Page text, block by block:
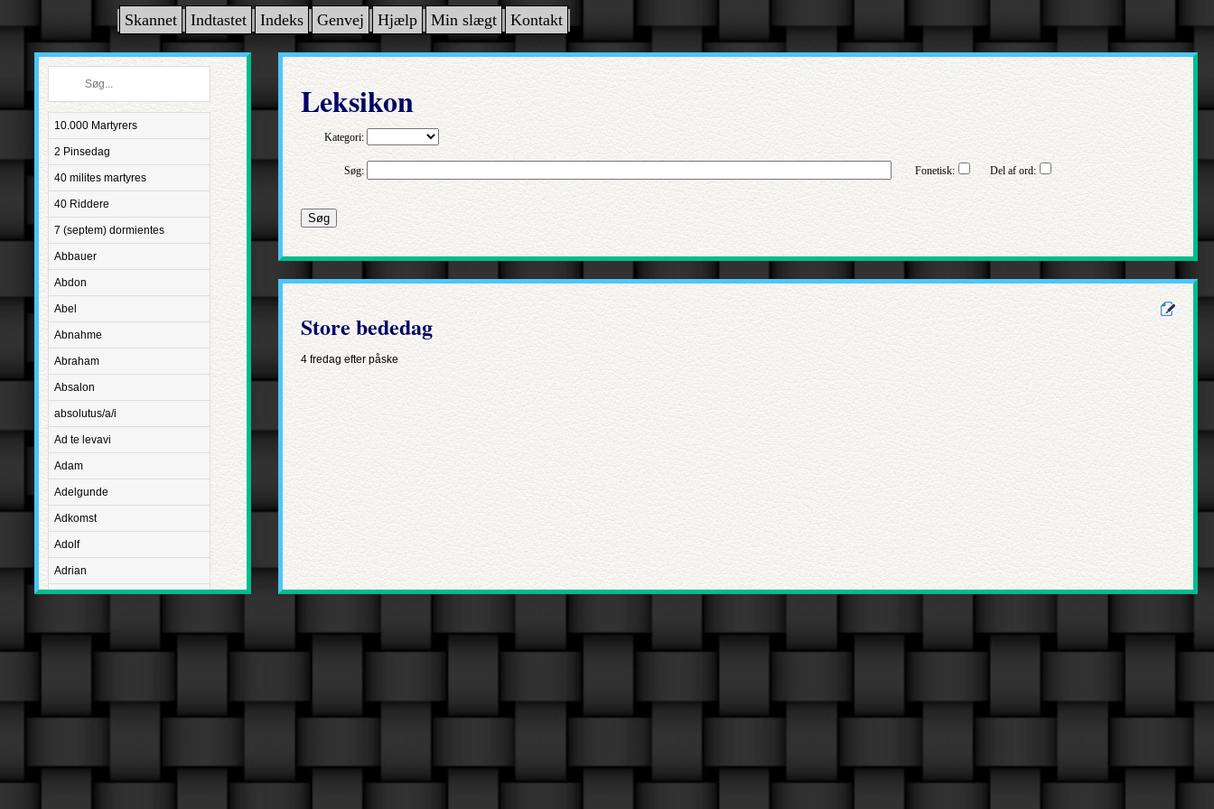
Skannet Indtastet Indeks Genvej Hjælp Min slægt Kontakt
10.000 Martyrers
2 Pinsedag
40 milites martyres
40 Riddere
7 (septem) dormientes
Abbauer
Abdon
Abel
Abnahme
Abraham
Absalon
absolutus/a/i
Ad te levavi
Adam
Adelgunde
Adkomst
Adolf
Adrian
Advent
Aetatis suae
Agapetus
Leksikon
Kategori:
Søg: Fonetisk: Del af ord:
Søg
Store bededag
4 fredag efter påske